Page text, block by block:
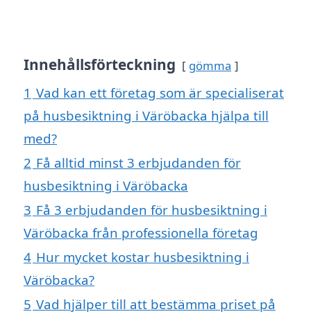
Innehållsförteckning gömma
1 Vad kan ett företag som är specialiserat
på husbesiktning i Väröbacka hjälpa till
med?
2 Få alltid minst 3 erbjudanden för
husbesiktning i Väröbacka
3 Få 3 erbjudanden för husbesiktning i
Väröbacka från professionella företag
4 Hur mycket kostar husbesiktning i
Väröbacka?
5 Vad hjälper till att bestämma priset på